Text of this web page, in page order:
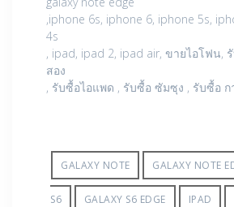
,iphone 6s, iphone 6, iphone 5s,
4s
, ipad, ipad 2, ipad air, ขายไอโฟน,
สอง
, รับซื้อไอแพด , รับซื้อ ซัมซุง , รับซื้อ
GALAXY NOTE GALAXY NOTE
S6 GALAXY S6 EDGE IPAD